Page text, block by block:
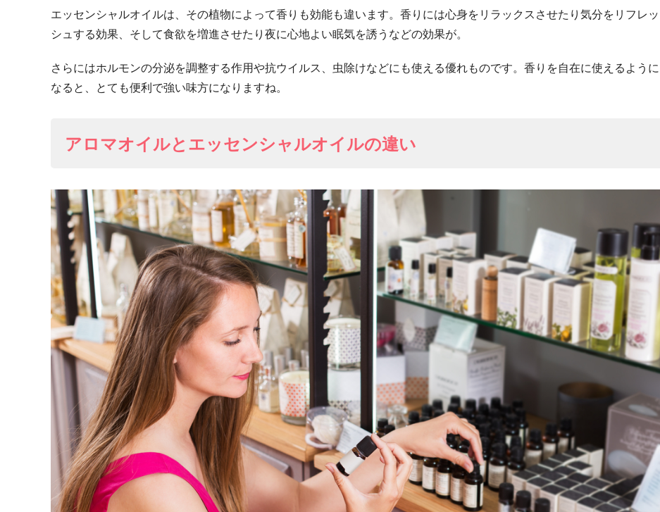
エッセンシャルオイルは、その植物によって香りも効能も違います。香りには心身をリラックスさせたり気分をリフレッ
シュする効果、そして食欲を増進させたり夜に心地よい眠気を誘うなどの効果が。
さらにはホルモンの分泌を調整する作用や抗ウイルス、虫除けなどにも使える優れものです。香りを自在に使えるように
なると、とても便利で強い味方になりますね。
アロマオイルとエッセンシャルオイルの違い